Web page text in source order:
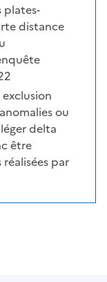
plates-
distance
ou
delta
être
par